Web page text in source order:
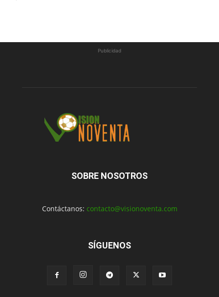
Publicidad
SOBRE NOSOTROS
Contáctanos: contacto@visionoventa.com
SÍGUENOS